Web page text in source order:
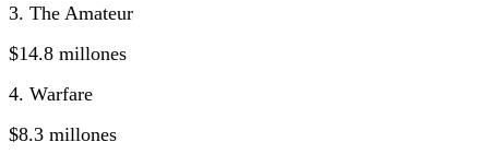
3. The Amateur
$14.8 millones
4. Warfare
$8.3 millones